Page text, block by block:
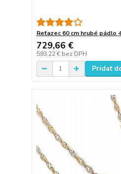
Reťazec 60 cm hrubé pádlo
729,66 €
593,22 € bez DPH
Pridať